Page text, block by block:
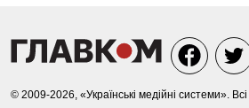
© 2009-2026, «Українські медійні системи».